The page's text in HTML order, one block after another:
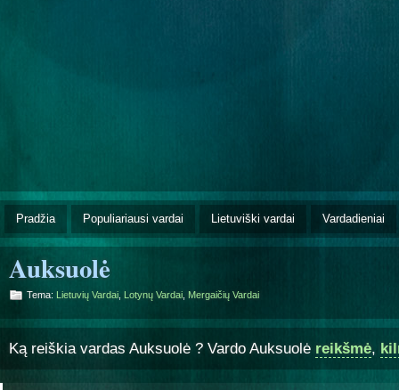
Pradžia Populiariausi vardai Lietuviški vardai Vardadieniai
Auksuolė
Tema: Lietuvių Vardai Lotynų Vardai Mergaičių Vardai
Ką reiškia vardas Auksuolė ? Vardo Auksuolė reikšmė,